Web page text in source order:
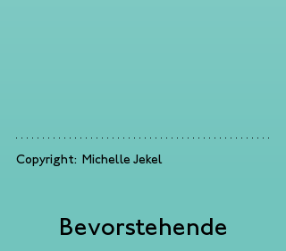
Copyright:  Michelle Jekel
Bevorstehende